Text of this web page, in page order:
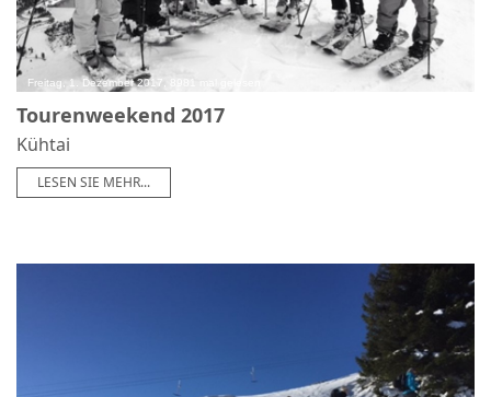
Freitag, 1. Dezember 2017, 8981 mal gelesen
Tourenweekend 2017
Kühtai
LESEN SIE MEHR...